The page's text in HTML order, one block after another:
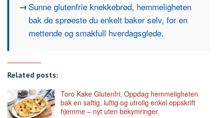
Sunne glutenfrie knekkebrød, hemmeligheten
bak de sprøeste du enkelt baker selv, for en
mettende og smakfull hverdagsglede.
Related posts:
Toro Kake Glutenfri, Oppdag hemmeligheten
bak en saftig, luftig og utrolig enkel oppskrift
hjemme – nyt uten bekymringer.